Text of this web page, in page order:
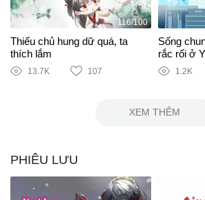
116/100
Thiếu chủ hung dữ quá, ta
thích lắm
13.7K 107
Sống
rắc rối ở
1.2K
XEM THÊM
PHIÊU LƯU